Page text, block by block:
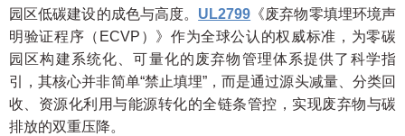
园区低碳建设的成色与高度。 UL2799 《废弃物零填埋环境声
明验证程序（ECVP）》作为全球公认的权威标准，为零碳
园区构建系统化、可量化的废弃物管理体系提供了科学指
引，其核心并非简单“禁止填埋”，而是通过源头减量、分类回
收、资源化利用与能源转化的全链条管控，实现废弃物与碳
排放的双重压降。